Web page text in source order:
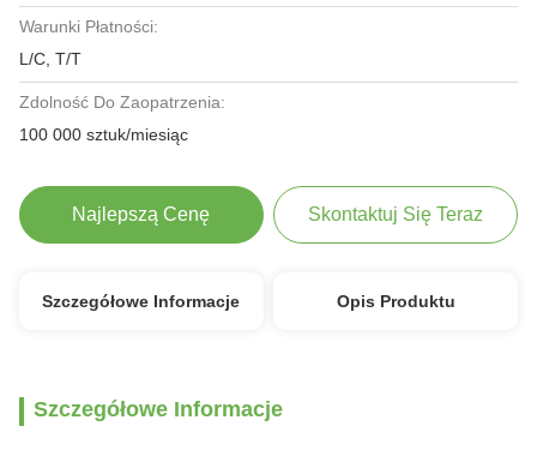
Warunki Płatności:
L/C, T/T
Zdolność Do Zaopatrzenia:
100 000 sztuk/miesiąc
Najlepszą Cenę Skontaktuj Się Teraz
Szczegółowe Informacje Opis Produktu
Szczegółowe Informacje